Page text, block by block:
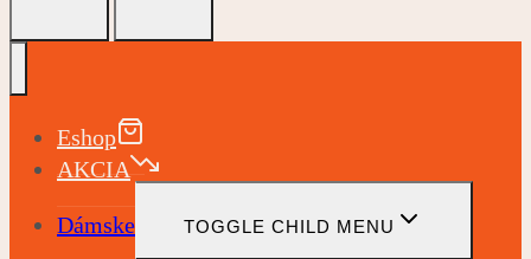
Eshop
AKCIA
Dámske TOGGLE CHILD MENU